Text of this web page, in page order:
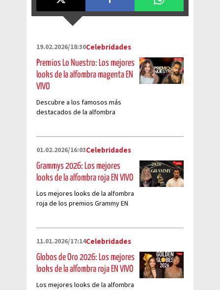
19.02.2026/18:30Celebridades
Premios Lo Nuestro: Los mejores
looks de la alfombra magenta EN
VIVO
Descubre a los famosos más
destacados de la alfombra
01.02.2026/16:03Celebridades
Grammys 2026: Los mejores
looks de la alfombra roja EN VIVO
Los mejores looks de la alfombra
roja de los premios Grammy EN
11.01.2026/17:14Celebridades
Globos de Oro 2026: Los mejores
looks de la alfombra roja EN VIVO
Los mejores looks de la alfombra